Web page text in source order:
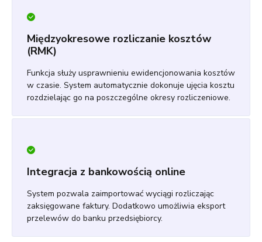
Międzyokresowe rozliczanie kosztów
(RMK)
Funkcja służy usprawnieniu ewidencjonowania kosztów
w czasie. System automatycznie dokonuje ujęcia kosztu
rozdzielając go na poszczególne okresy rozliczeniowe.
Integracja z bankowością online
System pozwala zaimportować wyciągi rozliczając
zaksięgowane faktury. Dodatkowo umożliwia eksport
przelewów do banku przedsiębiorcy.